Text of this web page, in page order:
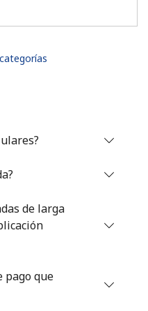
¿Olvidaste tu contraseña? →
de larga
pago que